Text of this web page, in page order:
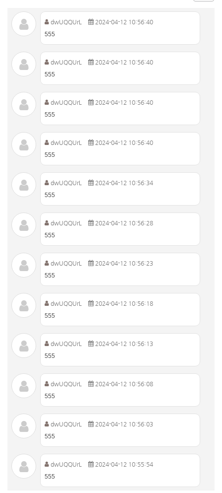
dwUQQUrL
2024-04-12 10:56:40
555
dwUQQUrL
2024-04-12 10:56:40
555
dwUQQUrL
2024-04-12 10:56:40
555
dwUQQUrL
2024-04-12 10:56:40
555
dwUQQUrL
2024-04-12 10:56:34
555
dwUQQUrL
2024-04-12 10:56:28
555
dwUQQUrL
2024-04-12 10:56:23
555
dwUQQUrL
2024-04-12 10:56:18
555
dwUQQUrL
2024-04-12 10:56:13
555
dwUQQUrL
2024-04-12 10:56:08
555
dwUQQUrL
2024-04-12 10:56:03
555
dwUQQUrL
2024-04-12 10:55:54
555